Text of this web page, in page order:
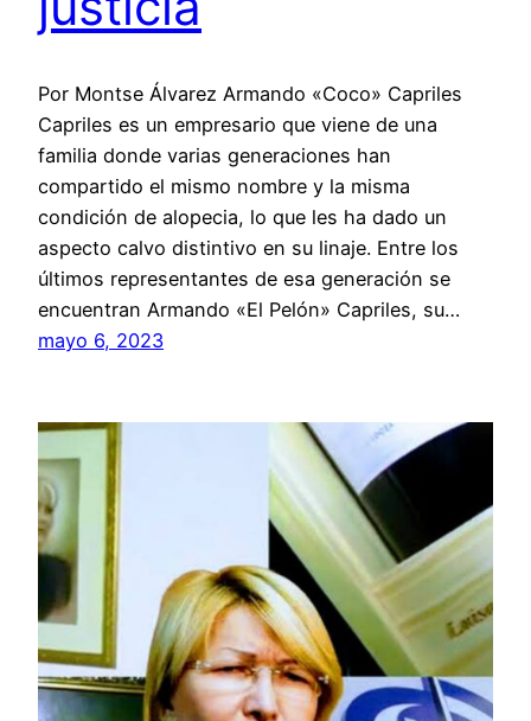
Por Montse Álvarez Armando «Coco» Capriles
Capriles es un empresario que viene de una
familia donde varias generaciones han
compartido el mismo nombre y la misma
condición de alopecia, lo que les ha dado un
aspecto calvo distintivo en su linaje. Entre los
últimos representantes de esa generación se
encuentran Armando «El Pelón» Capriles, su…
mayo 6, 2023